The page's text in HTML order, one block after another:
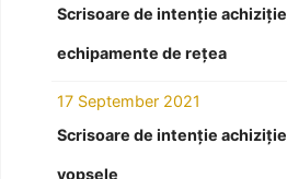
Scrisoare de intenție achiziție
echipamente de rețea
17 September 2021
Scrisoare de intenție achiziție
vopsele